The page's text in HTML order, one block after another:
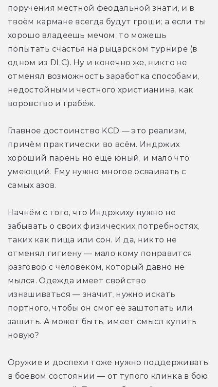
поручения местной феодальной знати, и в
твоём кармане всегда будут гроши; а если ты
хорошо владеешь мечом, то можешь
попытать счастья на рыцарском турнире (в
одном из DLC). Ну и конечно же, никто не
отменял возможность заработка способами,
недостойными честного христианина, как
воровство и грабёж.
Главное достоинство KCD — это реализм,
причём практически во всём. Индржих
хороший парень но ещё юный, и мало что
умеющий. Ему нужно многое осваивать с
самых азов.
Начнём с того, что Индржиху нужно не
забывать о своих физических потребностях,
таких как пища или сон. И да, никто не
отменял гигиену — мало кому понравится
разговор с человеком, который давно не
мылся. Одежда имеет свойство
изнашиваться — значит, нужно искать
портного, чтобы он смог её заштопать или
зашить. А может быть, имеет смысл купить
новую?
Оружие и доспехи тоже нужно поддерживать
в боевом состоянии — от тупого клинка в бою